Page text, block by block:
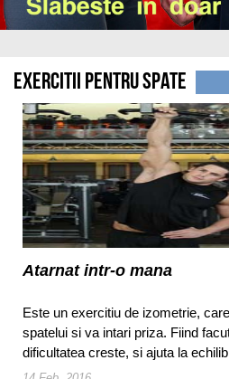
Exercitii pentru spate
Atarnat intr-o mana
Este un exercitiu de izometrie,
spatelui si va intari priza. Fiind
dificultatea creste, si ajuta la